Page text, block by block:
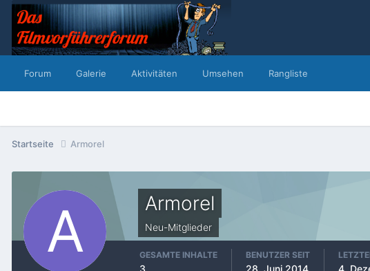
Forum Galerie Aktivitäten Umsehen Rangliste
Startseite Armorel
Armorel
Neu-Mitglieder
GESAMTE INHALTE
3
BENUTZER SEIT
28. Juni 2014 4.